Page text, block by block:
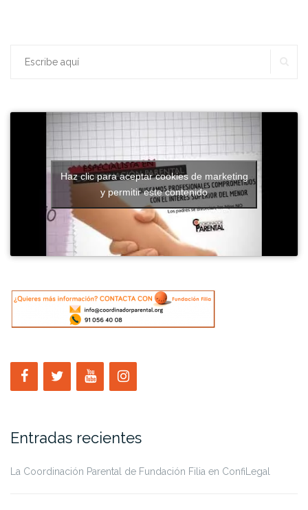
Buscar:
Haz clic para aceptar cookies de marketing
y permitir este contenido
Entradas recientes
La Coordinación Parental de Fundación Filia en ConfiLegal